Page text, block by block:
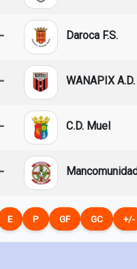
Daroca F.S.
WANAPIX
C.D. Muel
E P GF GC +/-